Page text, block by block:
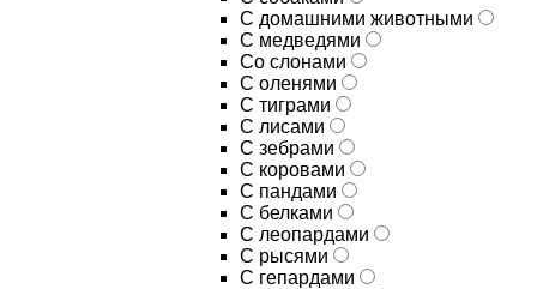
С домашними животными
С медведями
Со слонами
С оленями
С тиграми
С лисами
С зебрами
С коровами
С пандами
С белками
С леопардами
С рысями
С гепардами